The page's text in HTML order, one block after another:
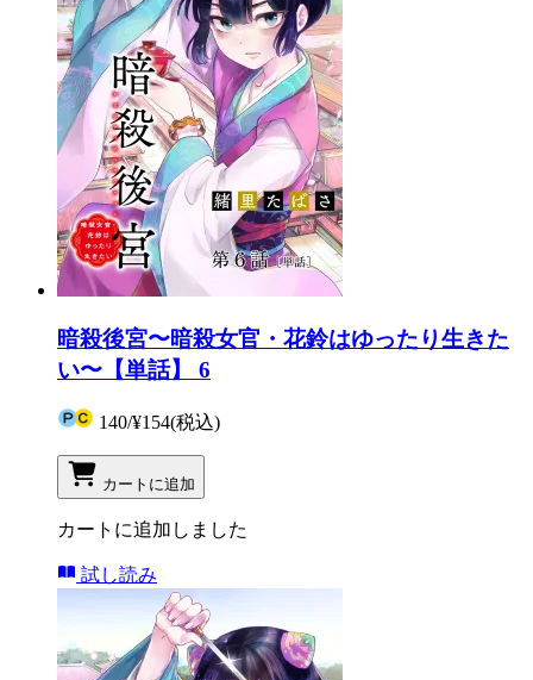
暗殺後宮〜暗殺女官・花鈴はゆったり生きた
い〜【単話】 6
140/¥154(税込)
カートに追加
カートに追加しました
試し読み